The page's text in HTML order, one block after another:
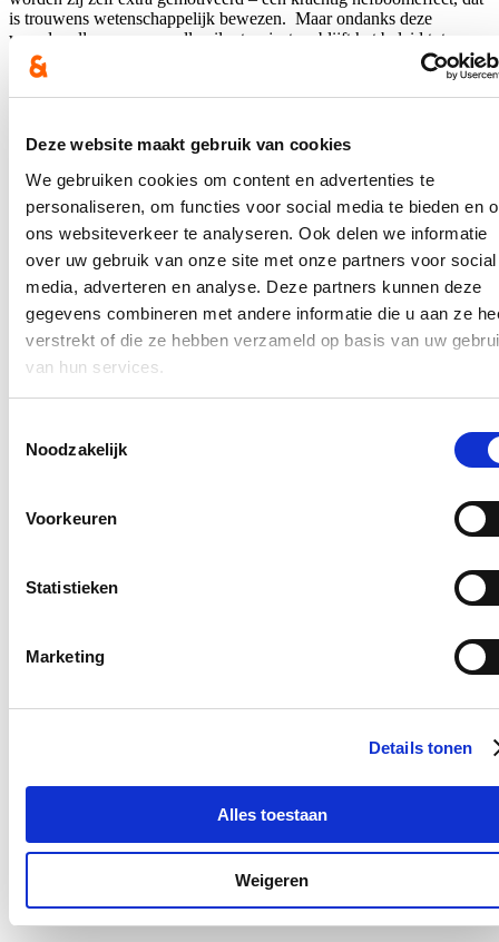
Deze website maakt gebruik van cookies
We gebruiken cookies om content en advertenties te
personaliseren, om functies voor social media te bieden en
ons websiteverkeer te analyseren. Ook delen we informatie
over uw gebruik van onze site met onze partners voor social
media, adverteren en analyse. Deze partners kunnen deze
gegevens combineren met andere informatie die u aan ze
verstrekt of die ze hebben verzameld op basis van uw
van hun services.
Noodzakelijk
Voorkeuren
Statistieken
Marketing
Details tonen
Alles toestaan
Weigeren
is trouwens wetenschappelijk bewezen. Maar ondanks deze
waardevolle en succesvolle pilootprojecten, blijft het beleid tot nu
toe versnipperd.” Cd&v stelt daarom voor om die tijdelijke projecten
in eerste instantie over heel Vlaanderen uit te rollen. “Na evaluatie
kunnen die dienen als vertrekpunt om taaltrajecten voor kinderen én
Momentum
“De kennis van het Nederlands is voor gezinnen de sleutel tot
participatie en kansen. Ouders die de taal goed onder de knie
hebben vinden makkelijker aansluiting bij andere ouders, krijgen
meer kansen op de arbeidsmarkt en kunnen zo ook aan hun
kinderen meer kansen geven. Daarom maakt cd&v een prioriteit van
een ambitieus en aanklampend taalbeleid”, zegt Vandromme. “Deze
conceptnota in een aanzet om meer bruggen te bouwen tussen het
reguliere leerplichtonderwijs voor kinderen en het
Ontvang mijn nieuwsbrief.
Ja, ik wens de nieuwsbrief van Loes Vandromme te ontvangen op
bovenstaand e-mailadres.
Klikhierom de privacyvoorwaarden te raadplegen
Nieuws
Recordaantal West-Vlaamse scholen kiest voor Oog